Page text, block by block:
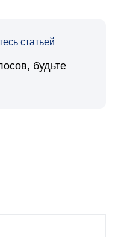
статьей
будьте